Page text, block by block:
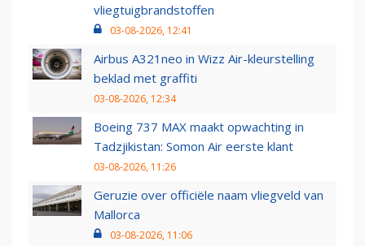
vliegtuigbrandstoffen
03-08-2026, 12:41
Airbus A321neo in Wizz Air-kleurstelling
beklad met graffiti
03-08-2026, 12:34
Boeing 737 MAX maakt opwachting in
Tadzjikistan: Somon Air eerste klant
03-08-2026, 11:26
Geruzie over officiële naam vliegveld van
Mallorca
03-08-2026, 11:06